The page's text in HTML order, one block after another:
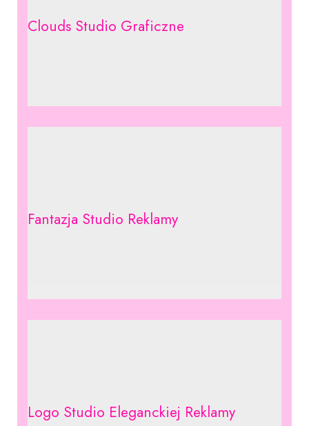
Clouds Studio Graficzne
Fantazja Studio Reklamy
Logo Studio Eleganckiej Reklamy